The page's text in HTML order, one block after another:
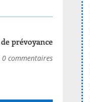
prévoyance
0 commentaires